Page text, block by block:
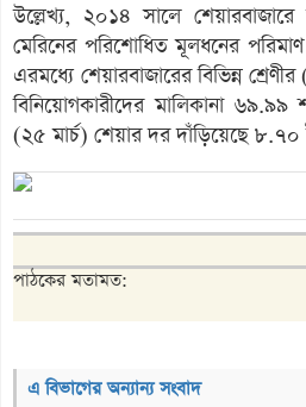
উল্লেখ্য, ২০১৪ সালে শেয়ারবাজারে
মেরিনের পরিশোধিত মূলধনের
এরমধ্যে শেয়ারবাজারের বিভিন্ন
বিনিয়োগকারীদের মালিকানা ৬৯.৯৯
(২৫ মার্চ) শেয়ার দর দাঁড়িয়েছে ৮.৭০
পাঠকের মতামত:
এ বিভাগের অন্যান্য সংবাদ